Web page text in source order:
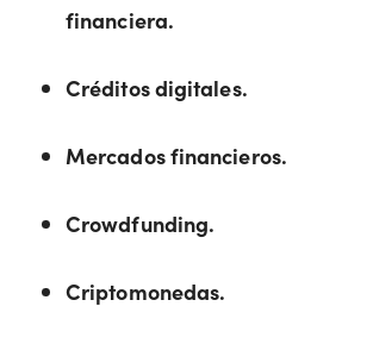
financiera.
Créditos digitales.
Mercados financieros.
Crowdfunding.
Criptomonedas.